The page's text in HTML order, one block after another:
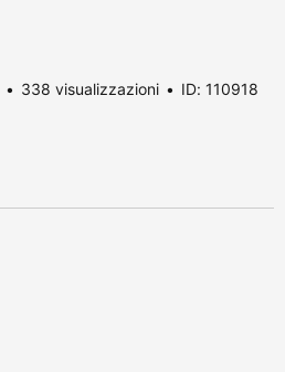
338 visualizzazioni ID: 110918